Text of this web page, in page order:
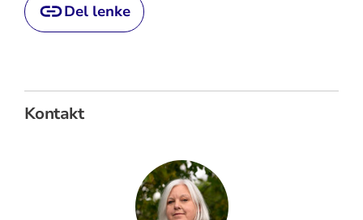
Del lenke
Kontakt